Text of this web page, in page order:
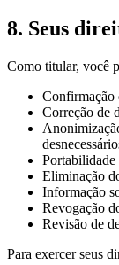
8. Seus
Como titular, você
Confirmação
Correção de
Portabilidade
Eliminação
Informação
Revogação
Revisão de
Para exercer seus